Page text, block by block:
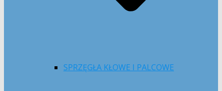
SPRZĘGŁA KŁOWE I PALCOWE